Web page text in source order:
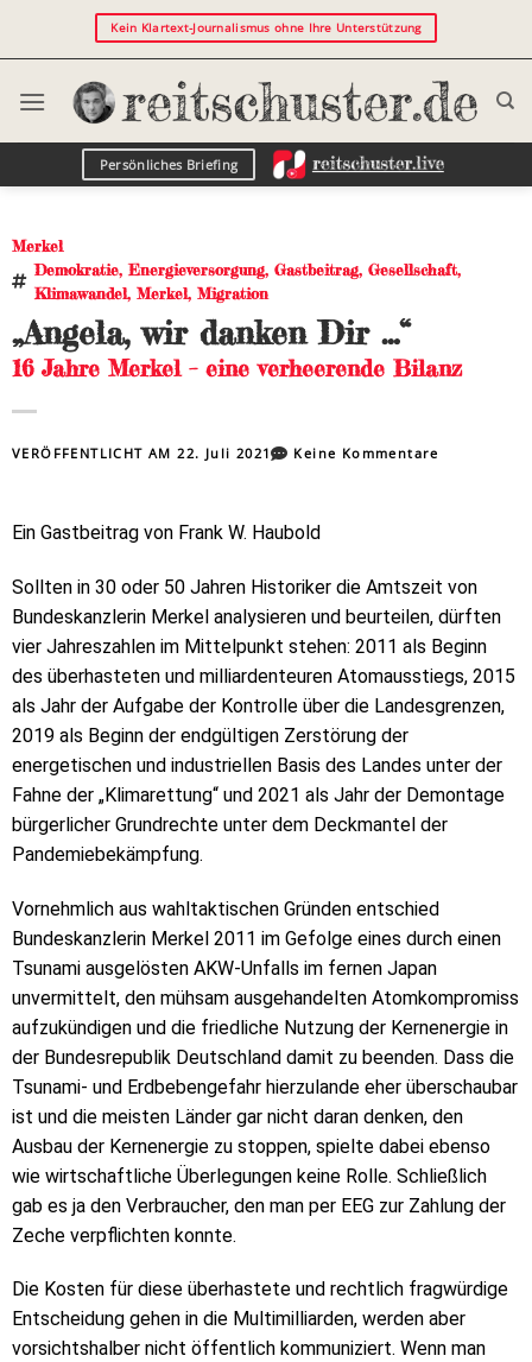
Kein Klartext-Journalismus ohne Ihre Unterstützung
Persönliches Briefing
Merkel
Demokratie,Energieversorgung, Gastbeitrag, Gesellschaft,
Klimawandel, Merkel, Migration
„Angela, wir danken Dir …“
16 Jahre Merkel – eine verheerende Bilanz
VERÖFFENTLICHT AM22. Juli 2021 Keine Kommentare
Ein Gastbeitrag von Frank W. Haubold
Sollten in 30 oder 50 Jahren Historiker die Amtszeit von
Bundeskanzlerin Merkel analysieren und beurteilen, dürften
vier Jahreszahlen im Mittelpunkt stehen: 2011 als Beginn
des überhasteten und milliardenteuren Atomausstiegs, 2015
als Jahr der Aufgabe der Kontrolle über die Landesgrenzen,
2019 als Beginn der endgültigen Zerstörung der
energetischen und industriellen Basis des Landes unter der
Fahne der „Klimarettung“ und 2021 als Jahr der Demontage
bürgerlicher Grundrechte unter dem Deckmantel der
Pandemiebekämpfung.
Vornehmlich aus wahltaktischen Gründen entschied
Bundeskanzlerin Merkel 2011 im Gefolge eines durch einen
Tsunami ausgelösten AKW-Unfalls im fernen Japan
unvermittelt, den mühsam ausgehandelten Atomkompromiss
aufzukündigen und die friedliche Nutzung der Kernenergie in
der Bundesrepublik Deutschland damit zu beenden. Dass die
Tsunami- und Erdbebengefahr hierzulande eher überschaubar
ist und die meisten Länder gar nicht daran denken, den
Ausbau der Kernenergie zu stoppen, spielte dabei ebenso
wie wirtschaftliche Überlegungen keine Rolle. Schließlich
gab es ja den Verbraucher, den man per EEG zur Zahlung der
Zeche verpflichten konnte.
Die Kosten für diese überhastete und rechtlich fragwürdige
Entscheidung gehen in die Multimilliarden, werden aber
vorsichtshalber nicht öffentlich kommuniziert. Wenn man